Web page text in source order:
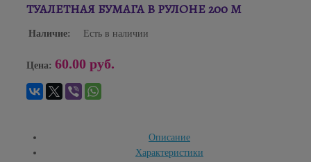
ТУАЛЕТНАЯ БУМАГА В РУЛОНЕ 200 М
Наличие: Есть в наличии
Цена: 60.00 руб.
Описание
Характеристики